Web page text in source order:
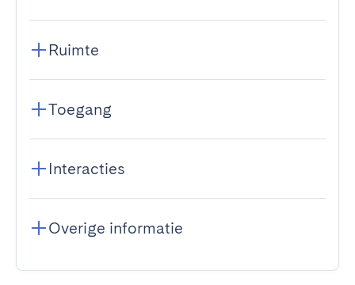
Ruimte
Toegang
Interacties
Overige informatie